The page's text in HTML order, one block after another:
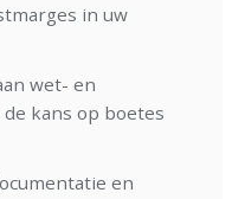
in uw
wet- en
kans op boetes
en